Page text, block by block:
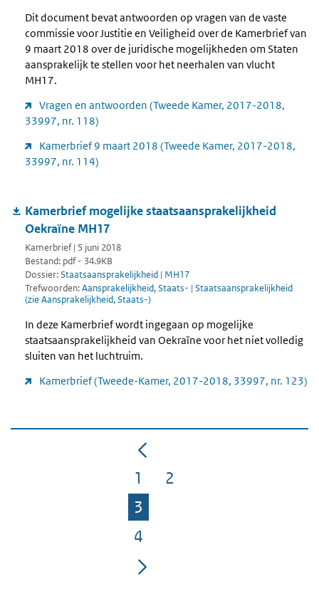
Dit document bevat antwoorden op vragen van de vaste
commissie voor Justitie en Veiligheid over de Kamerbrief van
9 maart 2018 over de juridische mogelijkheden om Staten
aansprakelijk te stellen voor het neerhalen van vlucht
MH17.
Vragen en antwoorden (Tweede Kamer, 2017-2018,
33997, nr. 118)
Kamerbrief 9 maart 2018 (Tweede Kamer, 2017-2018,
33997, nr. 114)
Kamerbrief mogelijke staatsaansprakelijkheid
Oekraïne MH17
Kamerbrief | 5 juni 2018
Bestand: pdf - 34.9KB
Dossier:Staatsaansprakelijkheid | MH17
Trefwoorden:Aansprakelijkheid, Staats- | Staatsaansprakelijkheid
(zie Aansprakelijkheid, Staats-)
In deze Kamerbrief wordt ingegaan op mogelijke
staatsaansprakelijkheid van Oekraïne voor het niet volledig
sluiten van het luchtruim.
Kamerbrief (Tweede-Kamer, 2017-2018, 33997, nr. 123)
Pagina
1 Pagina
2
Pagina
3
Pagina
4